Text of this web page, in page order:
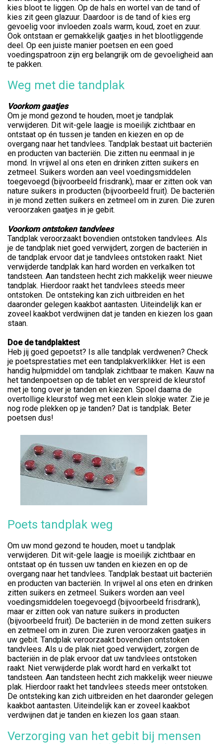
kies bloot te liggen. Op de hals en wortel van de tand of
kies zit geen glazuur. Daardoor is de tand of kies erg
gevoelig voor invloeden zoals warm, koud, zoet en zuur.
Ook ontstaan er gemakkelijk gaatjes in het blootliggende
deel. Op een juiste manier poetsen en een goed
voedingspatroon zijn erg belangrijk om de gevoeligheid aan
te pakken.
Weg met die tandplak
Voorkom gaatjes
Om je mond gezond te houden, moet je tandplak
verwijderen. Dit wit-gele laagje is moeilijk zichtbaar en
ontstaat op én tussen je tanden en kiezen en op de
overgang naar het tandvlees. Tandplak bestaat uit bacteriën
en producten van bacteriën. Die zitten nu eenmaal in je
mond. In vrijwel al ons eten en drinken zitten suikers en
zetmeel. Suikers worden aan veel voedingsmiddelen
toegevoegd (bijvoorbeeld frisdrank), maar er zitten ook van
nature suikers in producten (bijvoorbeeld fruit). De bacteriën
in je mond zetten suikers en zetmeel om in zuren. Die zuren
veroorzaken gaatjes in je gebit.
Voorkom ontstoken tandvlees
Tandplak veroorzaakt bovendien ontstoken tandvlees. Als
je de tandplak niet goed verwijdert, zorgen de bacteriën in
de tandplak ervoor dat je tandvlees ontstoken raakt. Niet
verwijderde tandplak kan hard worden en verkalken tot
tandsteen. Aan tandsteen hecht zich makkelijk weer nieuwe
tandplak. Hierdoor raakt het tandvlees steeds meer
ontstoken. De ontsteking kan zich uitbreiden en het
daaronder gelegen kaakbot aantasten. Uiteindelijk kan er
zoveel kaakbot verdwijnen dat je tanden en kiezen los gaan
staan.
Doe de tandplaktest
Heb jij goed gepoetst? Is alle tandplak verdwenen? Check
je poetsprestaties met een tandplakverklikker. Het is een
handig hulpmiddel om tandplak zichtbaar te maken. Kauw na
het tandenpoetsen op de tablet en verspreid de kleurstof
met je tong over je tanden en kiezen. Spoel daarna de
overtollige kleurstof weg met een klein slokje water. Zie je
nog rode plekken op je tanden? Dat is tandplak. Beter
poetsen dus!
Poets tandplak weg
Om uw mond gezond te houden, moet u tandplak
verwijderen. Dit wit-gele laagje is moeilijk zichtbaar en
ontstaat op én tussen uw tanden en kiezen en op de
overgang naar het tandvlees. Tandplak bestaat uit bacteriën
en producten van bacteriën. In vrijwel al ons eten en drinken
zitten suikers en zetmeel. Suikers worden aan veel
voedingsmiddelen toegevoegd (bijvoorbeeld frisdrank),
maar er zitten ook van nature suikers in producten
(bijvoorbeeld fruit). De bacteriën in de mond zetten suikers
en zetmeel om in zuren. Die zuren veroorzaken gaatjes in
uw gebit. Tandplak veroorzaakt bovendien ontstoken
tandvlees. Als u de plak niet goed verwijdert, zorgen de
bacteriën in de plak ervoor dat uw tandvlees ontstoken
raakt. Niet verwijderde plak wordt hard en verkalkt tot
tandsteen. Aan tandsteen hecht zich makkelijk weer nieuwe
plak. Hierdoor raakt het tandvlees steeds meer ontstoken.
De ontsteking kan zich uitbreiden en het daaronder gelegen
kaakbot aantasten. Uiteindelijk kan er zoveel kaakbot
verdwijnen dat je tanden en kiezen los gaan staan.
Verzorging van het gebit bij mensen